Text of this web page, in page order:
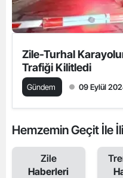
Zile-Turhal
Trafiği Kilitledi
Gündem 09 Eylül
Hemzemin Geçit İle
Zile
Haberleri